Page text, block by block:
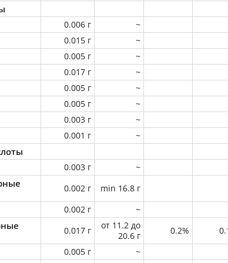
0.006 г
~
0.015 г
~
0.005 г
~
0.017 г
~
0.005 г
~
0.005 г
~
0.003 г
~
0.001 г ~
0.003 г ~
0.002 г
min 16.8 г
0.002 г ~
0.017 г
от 11.2 до
20.6 г
0.2%
0.005 г
~